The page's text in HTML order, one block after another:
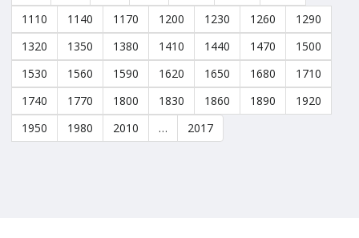
1110
1140 1170 1200 1230 1260
1290
1320
1350 1380 1410 1440 1470
1500
1530
1560 1590 1620 1650 1680
1710
1740
1770 1800 1830 1860 1890
1920
1950
1980 2010 … 2017